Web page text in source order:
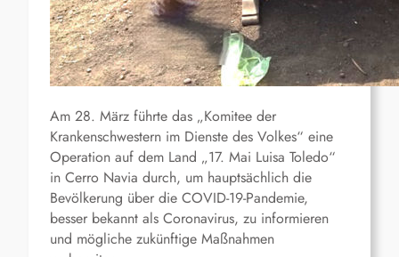
Am 28. März führte das „Komitee der
Krankenschwestern im Dienste des Volkes“ eine
Operation auf dem Land „17. Mai Luisa Toledo“
in Cerro Navia durch, um hauptsächlich die
Bevölkerung über die COVID-19-Pandemie,
besser bekannt als Coronavirus, zu informieren
und mögliche zukünftige Maßnahmen